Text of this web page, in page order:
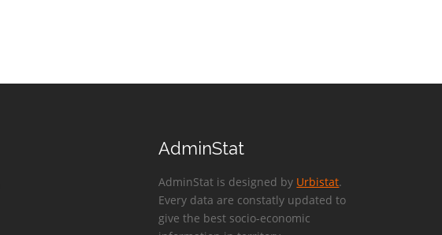
AdminStat
AdminStat is designed by Urbistat.
Every data are constatly updated to
give the best socio-economic